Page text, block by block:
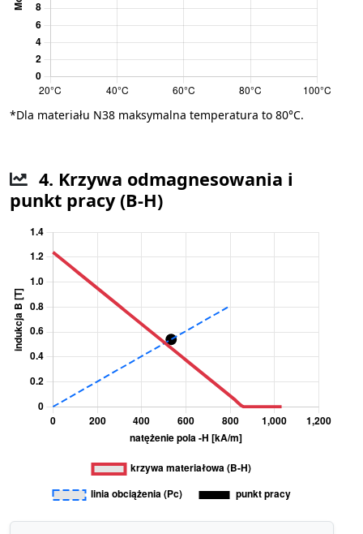
*Dla materiału N38 maksymalna temperatura to 80°C.
4. Krzywa odmagnesowania i
punkt pracy (B-H)